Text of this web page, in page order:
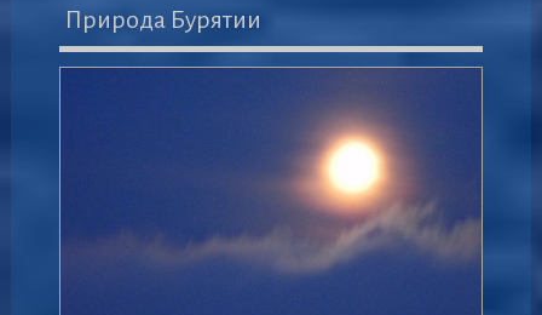
Природа Бурятии